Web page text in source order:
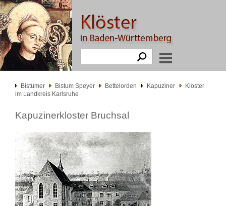
Bistümer Bistum Speyer Bettelorden Kapuziner
Klöster
im Landkreis Karlsruhe
Kapuzinerkloster Bruchsal